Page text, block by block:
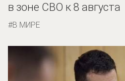
в зоне СВО к 8 августа
В МИРЕ